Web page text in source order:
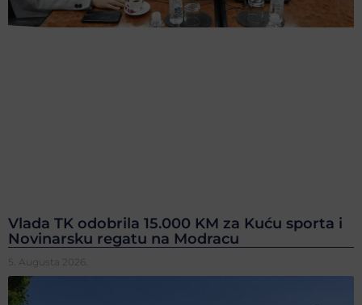
Vlada TK odobrila 15.000 KM za Kuću sporta i
Novinarsku regatu na Modracu
5. Augusta 2026.